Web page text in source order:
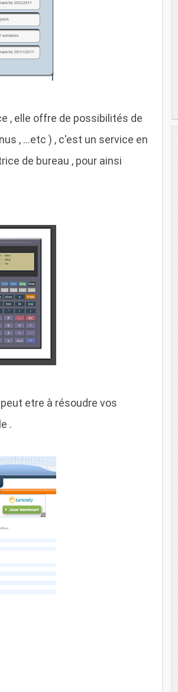
, elle offre de possibilités de
, ...etc ) , c'est un service en
de bureau , pour ainsi
etre à résoudre vos
.